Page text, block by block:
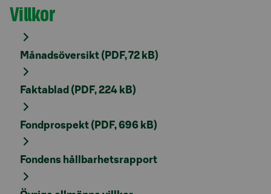
Villkor
Månadsöversikt (PDF, 72 kB)
Faktablad (PDF, 224 kB)
Fondprospekt (PDF, 696 kB)
Fondens hållbarhetsrapport